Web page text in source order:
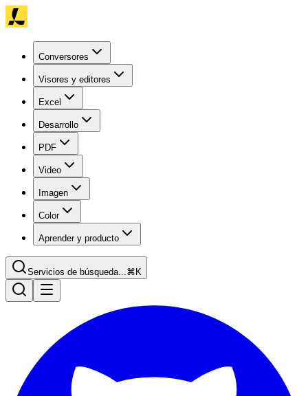
Conversores
Visores y editores
Excel
Desarrollo
PDF
Video
Imagen
Color
Aprender y producto
Servicios de búsqueda...⌘K